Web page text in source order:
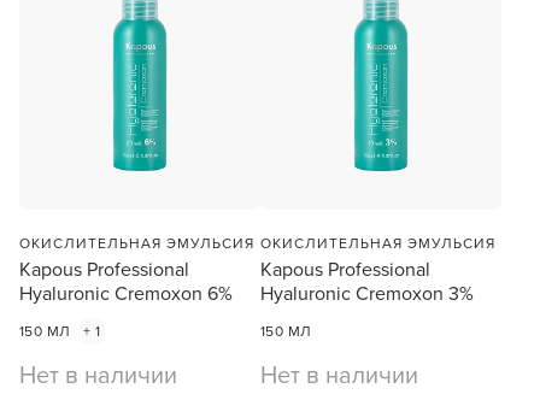
ОКИСЛИТЕЛЬНАЯ ЭМУЛЬСИЯ
Kapous Professional
Hyaluronic Cremoxon 6%
150 МЛ + 1
Нет в наличии
ОКИСЛИТЕЛЬНАЯ ЭМУЛЬСИЯ
Kapous Professional
Hyaluronic Cremoxon 3%
150 МЛ
Нет в наличии